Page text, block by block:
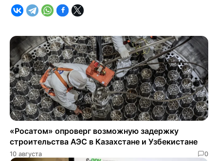
«Росатом» опроверг возможную задержку
строительства АЭС в Казахстане и Узбекистане
10 августа 0